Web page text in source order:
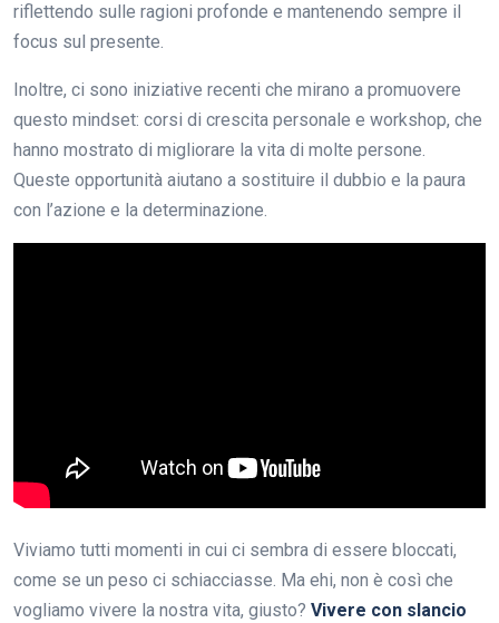
riflettendo sulle ragioni profonde e mantenendo sempre il
focus sul presente.
Inoltre, ci sono iniziative recenti che mirano a promuovere
questo mindset: corsi di crescita personale e workshop, che
hanno mostrato di migliorare la vita di molte persone.
Queste opportunità aiutano a sostituire il dubbio e la paura
con l’azione e la determinazione.
Viviamo tutti momenti in cui ci sembra di essere bloccati,
come se un peso ci schiacciasse. Ma ehi, non è così che
vogliamo vivere la nostra vita, giusto? Vivere con slancio